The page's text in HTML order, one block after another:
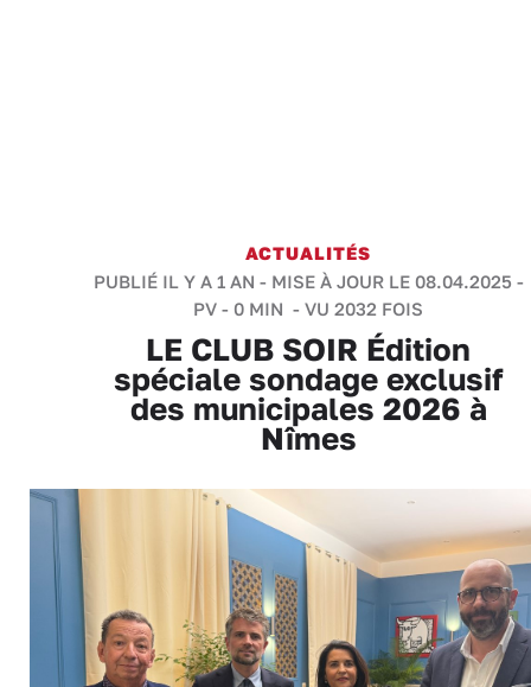
ACTUALITÉS
PUBLIÉ IL Y A 1 AN - MISE À JOUR LE 08.04.2025 -
PV - 0 MIN - VU 2032 FOIS
LE CLUB SOIR Édition
spéciale sondage exclusif
des municipales 2026 à
Nîmes